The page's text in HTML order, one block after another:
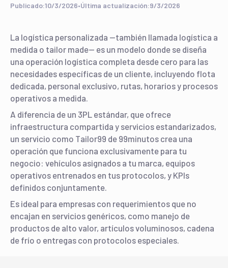
Publicado:10/3/2026•Última actualización:9/3/2026
La logística personalizada —también llamada logística a
medida o tailor made— es un modelo donde se diseña
una operación logística completa desde cero para las
necesidades específicas de un cliente, incluyendo flota
dedicada, personal exclusivo, rutas, horarios y procesos
operativos a medida.
A diferencia de un 3PL estándar, que ofrece
infraestructura compartida y servicios estandarizados,
un servicio como Tailor99 de 99minutos crea una
operación que funciona exclusivamente para tu
negocio: vehículos asignados a tu marca, equipos
operativos entrenados en tus protocolos, y KPIs
definidos conjuntamente.
Es ideal para empresas con requerimientos que no
encajan en servicios genéricos, como manejo de
productos de alto valor, artículos voluminosos, cadena
de frío o entregas con protocolos especiales.